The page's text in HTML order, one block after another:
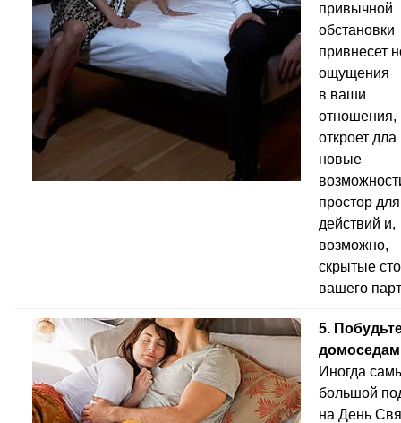
привычной
обстановки
привнесет
ощущения
в ваши
отношения,
откроет дла
новые
простор для
действий и,
возможно,
скрытые
вашего
5.
Иногда
большой
на День